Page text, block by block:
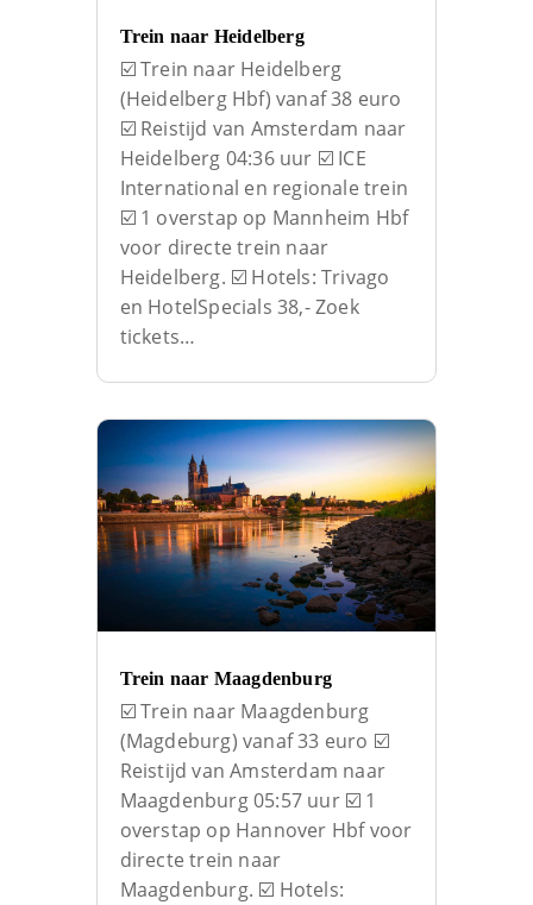
Trein naar Heidelberg
☑️ Trein naar Heidelberg
(Heidelberg Hbf) vanaf 38 euro
☑️ Reistijd van Amsterdam naar
Heidelberg 04:36 uur ☑️ ICE
International en regionale trein
☑️ 1 overstap op Mannheim Hbf
voor directe trein naar
Heidelberg. ☑️ Hotels: Trivago
en HotelSpecials 38,- Zoek
tickets…
Trein naar Maagdenburg
☑️ Trein naar Maagdenburg
(Magdeburg) vanaf 33 euro ☑️
Reistijd van Amsterdam naar
Maagdenburg 05:57 uur ☑️ 1
overstap op Hannover Hbf voor
directe trein naar
Maagdenburg. ☑️ Hotels: